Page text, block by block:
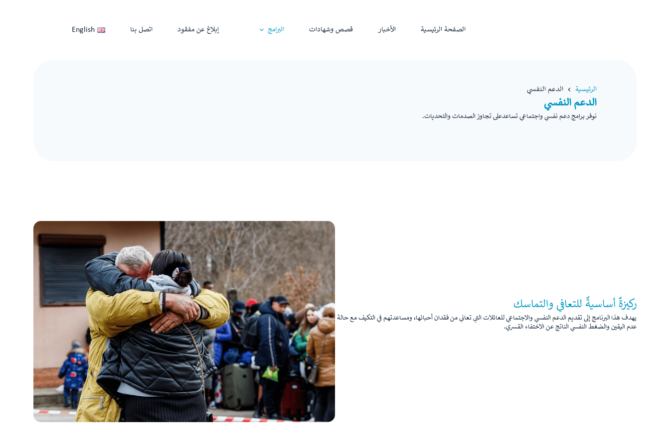
الصفحة الرئيسية الأخبار قصص وشهادات البرامج إبلاغ عن مفقود اتصل بنا English
الرئيسية الدعم النفسي
الدعم النفسي
نوفر برامج دعم نفسي واجتماعي تساعدعلى تجاوز الصدمات والتحديات.
ركيزةٌ أساسيةٌ للتعافي والتماسك
يهدف هذا البرنامج إلى تقديم الدعم النفسي والاجتماعي للعائلات التي تعاني من فقدان أحبائها، ومساعدتهم في التكيف مع حالة
عدم اليقين والضغط النفسي الناتج عن الاختفاء القسري.